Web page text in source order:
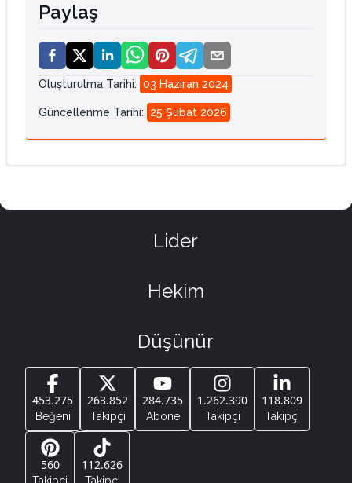
Paylaş
Oluşturulma Tarihi: 03 Haziran 2024
Güncellenme Tarihi: 25 Şubat 2026
Lider
Hekim
Düşünür
453.275
Beğeni
263.852
Takipçi
284.735
Abone
1.262.390
Takipçi
118.809
Takipçi
560 112.626